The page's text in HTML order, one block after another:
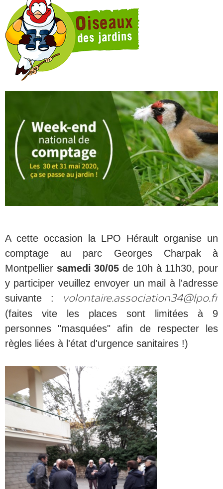
A cette occasion la LPO Hérault organise un
comptage au parc Georges Charpak à
Montpellier samedi 30/05 de 10h à 11h30, pour
y participer veuillez envoyer un mail à l'adresse
suivante :
volontaire.association34@lpo.fr
(faites vite les places sont limitées à 9
personnes "masquées" afin de respecter les
règles liées à l'état d'urgence sanitaires !)